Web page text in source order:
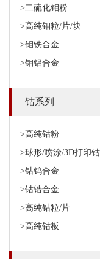
>二硫化钼粉
>高纯钼粒/片/块
>钼铁合金
>钼铝合金
钴系列
>高纯钴粉
>球形/喷涂/3D打印
>钴钨合金
>钴锆合金
>高纯钴粒/片
>高纯钴板